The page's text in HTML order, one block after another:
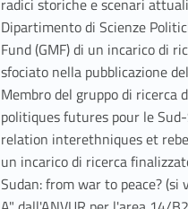
radici storiche e scenari
Dipartimento di Scienze
Fund (GMF) di un incarico di
sfociato nella pubblicazione
Membro del gruppo di ricerca
politiques futures pour le
relation interethniques et
un incarico di ricerca
Sudan: from war to peace?